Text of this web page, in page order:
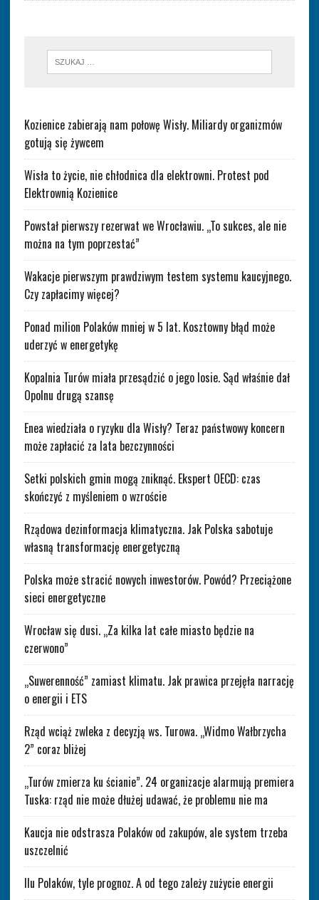
Kozienice zabierają nam połowę Wisły. Miliardy organizmów
gotują się żywcem
Wisła to życie, nie chłodnica dla elektrowni. Protest pod
Elektrownią Kozienice
Powstał pierwszy rezerwat we Wrocławiu. „To sukces, ale nie
można na tym poprzestać”
Wakacje pierwszym prawdziwym testem systemu kaucyjnego.
Czy zapłacimy więcej?
Ponad milion Polaków mniej w 5 lat. Kosztowny błąd może
uderzyć w energetykę
Kopalnia Turów miała przesądzić o jego losie. Sąd właśnie dał
Opolnu drugą szansę
Enea wiedziała o ryzyku dla Wisły? Teraz państwowy koncern
może zapłacić za lata bezczynności
Setki polskich gmin mogą zniknąć. Ekspert OECD: czas
skończyć z myśleniem o wzroście
Rządowa dezinformacja klimatyczna. Jak Polska sabotuje
własną transformację energetyczną
Polska może stracić nowych inwestorów. Powód? Przeciążone
sieci energetyczne
Wrocław się dusi. „Za kilka lat całe miasto będzie na
czerwono”
„Suwerenność” zamiast klimatu. Jak prawica przejęła narrację
o energii i ETS
Rząd wciąż zwleka z decyzją ws. Turowa. „Widmo Wałbrzycha
2” coraz bliżej
„Turów zmierza ku ścianie”. 24 organizacje alarmują premiera
Tuska: rząd nie może dłużej udawać, że problemu nie ma
Kaucja nie odstrasza Polaków od zakupów, ale system trzeba
uszczelnić
Ilu Polaków, tyle prognoz. A od tego zależy zużycie energii